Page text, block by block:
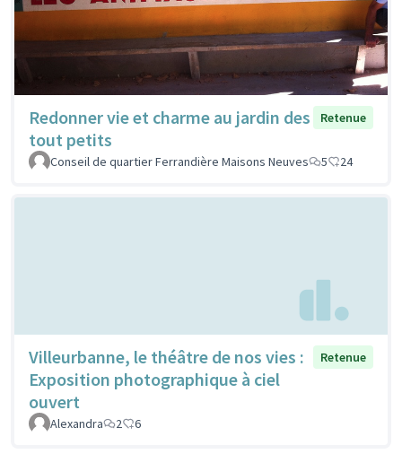
Redonner vie et charme au jardin des
tout petits
Retenue
Conseil de quartier Ferrandière Maisons Neuves 5 24
Villeurbanne, le théâtre de nos vies :
Exposition photographique à ciel
ouvert
Retenue
Alexandra 2 6